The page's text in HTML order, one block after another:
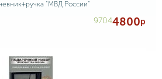
"МВД России"
97044800р